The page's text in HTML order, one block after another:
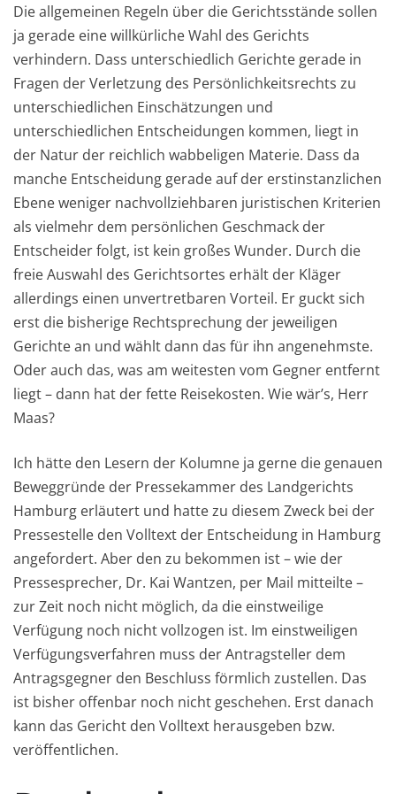
Die allgemeinen Regeln über die Gerichtsstände sollen
ja gerade eine willkürliche Wahl des Gerichts
verhindern. Dass unterschiedlich Gerichte gerade in
Fragen der Verletzung des Persönlichkeitsrechts zu
unterschiedlichen Einschätzungen und
unterschiedlichen Entscheidungen kommen, liegt in
der Natur der reichlich wabbeligen Materie. Dass da
manche Entscheidung gerade auf der erstinstanzlichen
Ebene weniger nachvollziehbaren juristischen Kriterien
als vielmehr dem persönlichen Geschmack der
Entscheider folgt, ist kein großes Wunder. Durch die
freie Auswahl des Gerichtsortes erhält der Kläger
allerdings einen unvertretbaren Vorteil. Er guckt sich
erst die bisherige Rechtsprechung der jeweiligen
Gerichte an und wählt dann das für ihn angenehmste.
Oder auch das, was am weitesten vom Gegner entfernt
liegt – dann hat der fette Reisekosten. Wie wär’s, Herr
Maas?
Ich hätte den Lesern der Kolumne ja gerne die genauen
Beweggründe der Pressekammer des Landgerichts
Hamburg erläutert und hatte zu diesem Zweck bei der
Pressestelle den Volltext der Entscheidung in Hamburg
angefordert. Aber den zu bekommen ist – wie der
Pressesprecher, Dr. Kai Wantzen, per Mail mitteilte –
zur Zeit noch nicht möglich, da die einstweilige
Verfügung noch nicht vollzogen ist. Im einstweiligen
Verfügungsverfahren muss der Antragsteller dem
Antragsgegner den Beschluss förmlich zustellen. Das
ist bisher offenbar noch nicht geschehen. Erst danach
kann das Gericht den Volltext herausgeben bzw.
veröffentlichen.